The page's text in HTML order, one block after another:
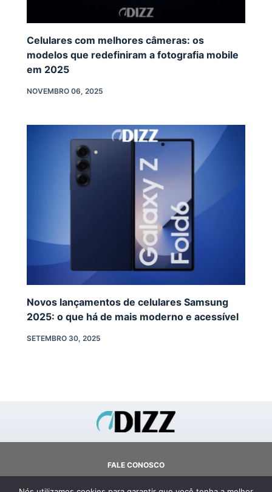
Celulares com melhores câmeras: os
modelos que redefiniram a fotografia mobile
em 2025
NOVEMBRO 06, 2025
Novos lançamentos de celulares Samsung
2025: o que há de mais moderno e acessível
SETEMBRO 30, 2025
FALE CONOSCO